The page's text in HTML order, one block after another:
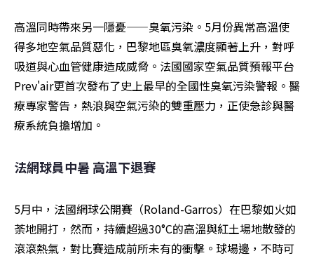
高溫同時帶來另一隱憂——臭氧污染。5月份異常高溫使
得多地空氣品質惡化，巴黎地區臭氧濃度顯著上升，對呼
吸道與心血管健康造成威脅。法國國家空氣品質預報平台
Prev'air更首次發布了史上最早的全國性臭氧污染警報。醫
療專家警告，熱浪與空氣污染的雙重壓力，正使急診與醫
療系統負擔增加。
法網球員中暑 高溫下退賽
5月中，法國網球公開賽（Roland-Garros）在巴黎如火如
荼地開打，然而，持續超過30°C的高溫與紅土場地散發的
滾滾熱氣，對比賽造成前所未有的衝擊。球場邊，不時可